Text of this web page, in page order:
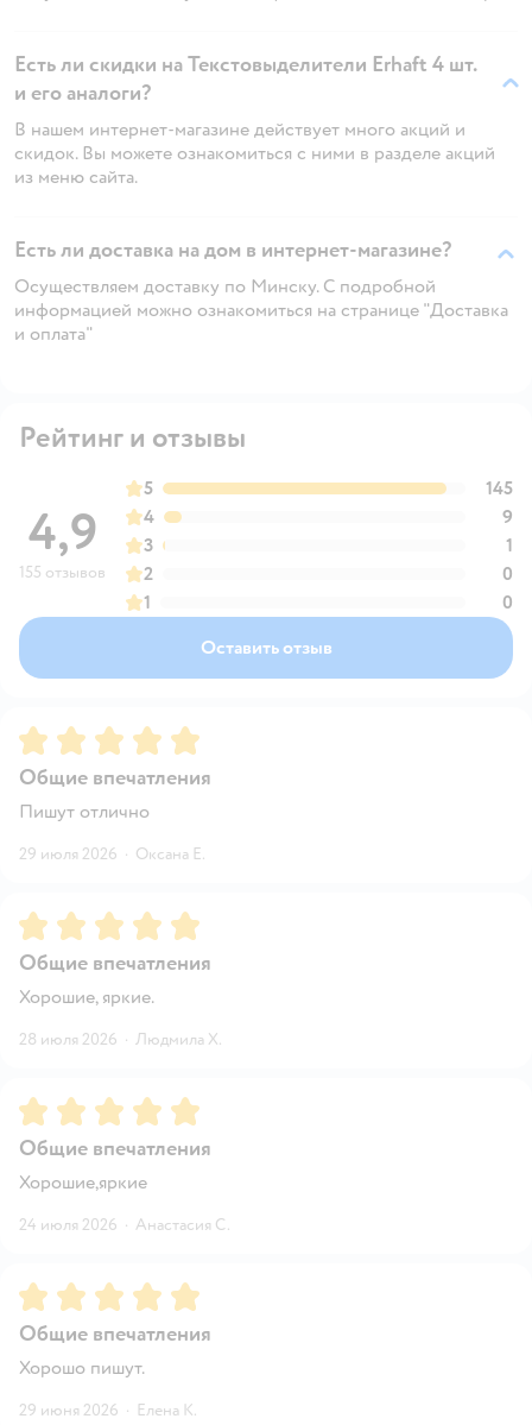
Есть ли скидки на Текстовыделители Erhaft 4 шт.
и его аналоги?
В нашем интернет-магазине действует много акций и
скидок. Вы можете ознакомиться с ними в разделе акций
из меню сайта.
Есть ли доставка на дом в интернет-магазине?
Осуществляем доставку по Минску. С подробной
информацией можно ознакомиться на странице "Доставка
и оплата"
Рейтинг и отзывы
4,9
155 отзывов
5
145
4
9
3
1
2
0
1
0
Оставить отзыв
Рейтинг:5
Общие впечатления
Пишут отлично
29 июля 2026 · Оксана Е.
Рейтинг:5
Общие впечатления
Хорошие, яркие.
28 июля 2026 · Людмила Х.
Рейтинг:5
Общие впечатления
Хорошие,яркие
24 июля 2026 · Анастасия С.
Рейтинг:5
Общие впечатления
Хорошо пишут.
29 июня 2026 · Елена К.